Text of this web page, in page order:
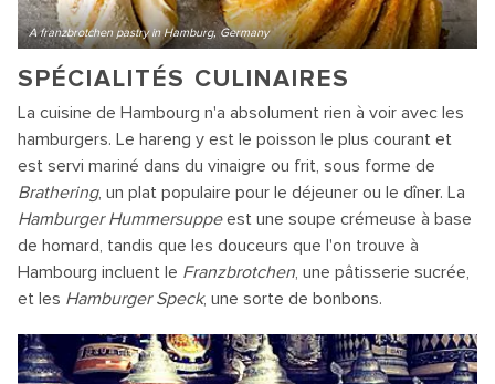
A franzbrotchen pastry in Hamburg, Germany
SPÉCIALITÉS CULINAIRES
La cuisine de Hambourg n'a absolument rien à voir avec les
hamburgers. Le hareng y est le poisson le plus courant et
est servi mariné dans du vinaigre ou frit, sous forme de
Brathering, un plat populaire pour le déjeuner ou le dîner. La
Hamburger Hummersuppeest une soupe crémeuse à base
de homard, tandis que les douceurs que l'on trouve à
Hambourg incluent le Franzbrotchen, une pâtisserie sucrée,
et les Hamburger Speck, une sorte de bonbons.